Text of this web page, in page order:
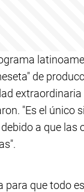
de
"Es el único
a que las
para que todo